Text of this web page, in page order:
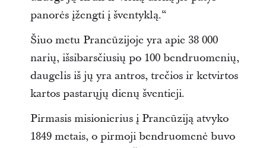
panorės įžengti į šventyklą.“
Šiuo metu Prancūzijoje yra apie 38 000
narių, išsibarsčiusių po 100 bendruomenių,
daugelis iš jų yra antros, trečios ir ketvirtos
kartos pastarųjų dienų šventieji.
Pirmasis misionierius į Prancūziją atvyko
1849 metais, o pirmoji bendruomenė buvo